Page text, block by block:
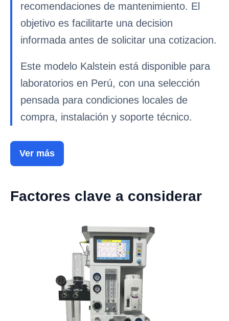
recomendaciones de mantenimiento. El
objetivo es facilitarte una decision
informada antes de solicitar una cotizacion.
Este modelo Kalstein está disponible para
laboratorios en Perú, con una selección
pensada para condiciones locales de
compra, instalación y soporte técnico.
Ver más
Factores clave a considerar